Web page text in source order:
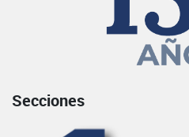
Secciones